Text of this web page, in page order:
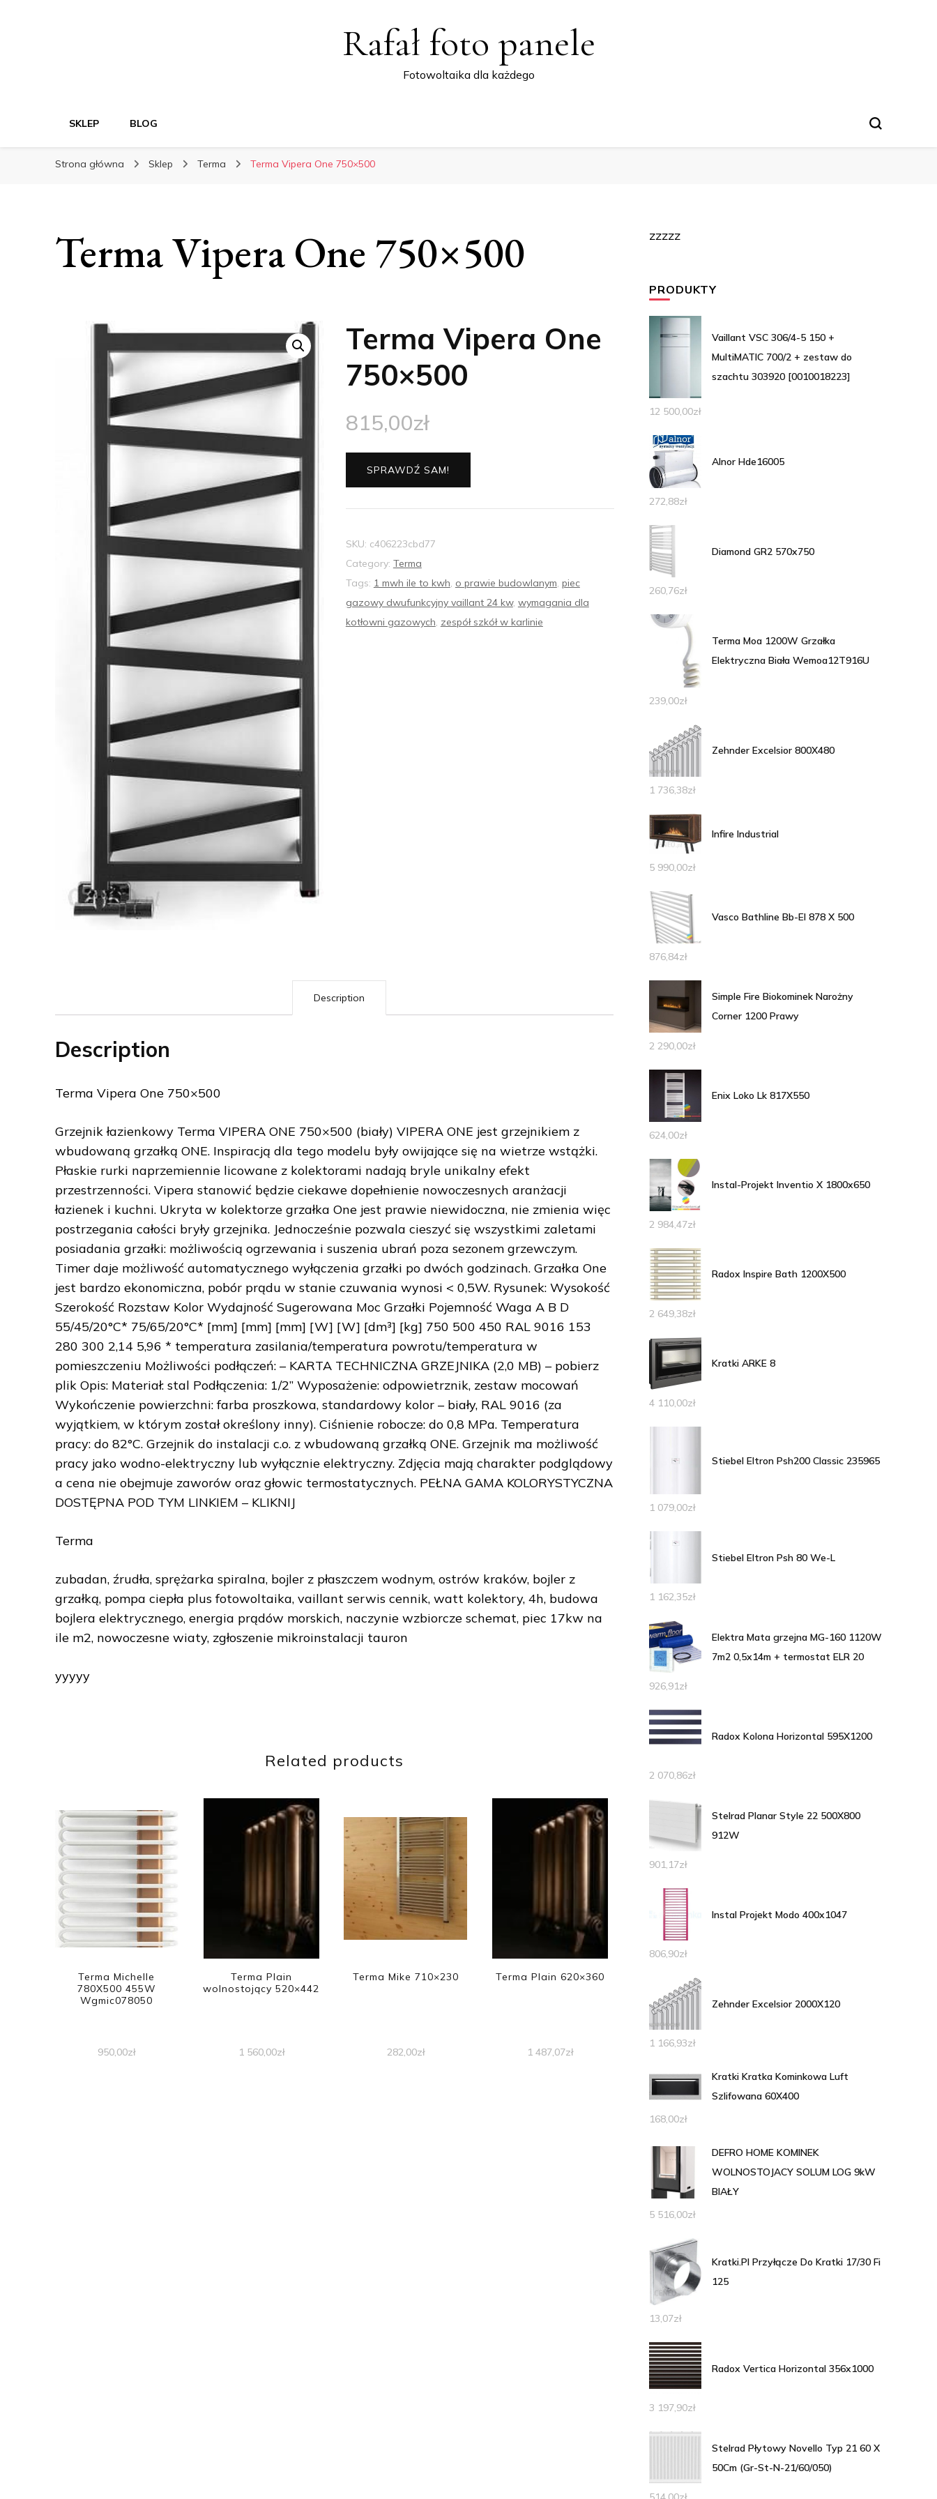
Rafał foto panele
Fotowoltaika dla każdego
SKLEP BLOG
Strona główna Sklep Terma Terma Vipera One 750×500
Terma Vipera One 750×500
Terma Vipera One
750×500
815,00zł
SPRAWDŹ SAM!
SKU: c406223cbd77
Category: Terma
Tags: 1 mwh ile to kwh, o prawie budowlanym, piec
gazowy dwufunkcyjny vaillant 24 kw, wymagania dla
kotłowni gazowych, zespół szkół w karlinie
Description
Description
Terma Vipera One 750×500
Grzejnik łazienkowy Terma VIPERA ONE 750×500 (biały) VIPERA ONE jest grzejnikiem z
wbudowaną grzałką ONE. Inspiracją dla tego modelu były owijające się na wietrze wstążki.
Płaskie rurki naprzemiennie licowane z kolektorami nadają bryle unikalny efekt
przestrzenności. Vipera stanowić będzie ciekawe dopełnienie nowoczesnych aranżacji
łazienek i kuchni. Ukryta w kolektorze grzałka One jest prawie niewidoczna, nie zmienia więc
postrzegania całości bryły grzejnika. Jednocześnie pozwala cieszyć się wszystkimi zaletami
posiadania grzałki: możliwością ogrzewania i suszenia ubrań poza sezonem grzewczym.
Timer daje możliwość automatycznego wyłączenia grzałki po dwóch godzinach. Grzałka One
jest bardzo ekonomiczna, pobór prądu w stanie czuwania wynosi < 0,5W. Rysunek: Wysokość
Szerokość Rozstaw Kolor Wydajność Sugerowana Moc Grzałki Pojemność Waga A B D
55/45/20°C* 75/65/20°C* [mm] [mm] [mm] [W] [W] [dm³] [kg] 750 500 450 RAL 9016 153
280 300 2,14 5,96 * temperatura zasilania/temperatura powrotu/temperatura w
pomieszczeniu Możliwości podłączeń: – KARTA TECHNICZNA GRZEJNIKA (2,0 MB) – pobierz
plik Opis: Materiał: stal Podłączenia: 1/2” Wyposażenie: odpowietrznik, zestaw mocowań
Wykończenie powierzchni: farba proszkowa, standardowy kolor – biały, RAL 9016 (za
wyjątkiem, w którym został określony inny). Ciśnienie robocze: do 0,8 MPa. Temperatura
pracy: do 82°C. Grzejnik do instalacji c.o. z wbudowaną grzałką ONE. Grzejnik ma możliwość
pracy jako wodno-elektryczny lub wyłącznie elektryczny. Zdjęcia mają charakter podglądowy
a cena nie obejmuje zaworów oraz głowic termostatycznych. PEŁNA GAMA KOLORYSTYCZNA
DOSTĘPNA POD TYM LINKIEM – KLIKNIJ
Terma
zubadan, źrudła, sprężarka spiralna, bojler z płaszczem wodnym, ostrów kraków, bojler z
grzałką, pompa ciepła plus fotowoltaika, vaillant serwis cennik, watt kolektory, 4h, budowa
bojlera elektrycznego, energia prądów morskich, naczynie wzbiorcze schemat, piec 17kw na
ile m2, nowoczesne wiaty, zgłoszenie mikroinstalacji tauron
yyyyy
Related products
Terma Michelle
780X500 455W
Wgmic078050
950,00zł
Terma Plain
wolnostojący 520×442
1 560,00zł
Terma Mike 710×230
282,00zł
Terma Plain 620×360
1 487,07zł
zzzzz
PRODUKTY
Vaillant VSC 306/4-5 150 +
MultiMATIC 700/2 + zestaw do
szachtu 303920 [0010018223]
12 500,00zł
Alnor Hde16005
272,88zł
Diamond GR2 570x750
260,76zł
Terma Moa 1200W Grzałka
Elektryczna Biała Wemoa12T916U
239,00zł
Zehnder Excelsior 800X480
1 736,38zł
Infire Industrial
5 990,00zł
Vasco Bathline Bb-El 878 X 500
876,84zł
Simple Fire Biokominek Narożny
Corner 1200 Prawy
2 290,00zł
Enix Loko Lk 817X550
624,00zł
Instal-Projekt Inventio X 1800x650
2 984,47zł
Radox Inspire Bath 1200X500
2 649,38zł
Kratki ARKE 8
4 110,00zł
Stiebel Eltron Psh200 Classic 235965
1 079,00zł
Stiebel Eltron Psh 80 We-L
1 162,35zł
Elektra Mata grzejna MG-160 1120W
7m2 0,5x14m + termostat ELR 20
926,91zł
Radox Kolona Horizontal 595X1200
2 070,86zł
Stelrad Planar Style 22 500X800
912W
901,17zł
Instal Projekt Modo 400x1047
806,90zł
Zehnder Excelsior 2000X120
1 166,93zł
Kratki Kratka Kominkowa Luft
Szlifowana 60X400
168,00zł
DEFRO HOME KOMINEK
WOLNOSTOJACY SOLUM LOG 9kW
BIAŁY
5 516,00zł
Kratki.Pl Przyłącze Do Kratki 17/30 Fi
125
13,07zł
Radox Vertica Horizontal 356x1000
3 197,90zł
Stelrad Płytowy Novello Typ 21 60 X
50Cm (Gr-St-N-21/60/050)